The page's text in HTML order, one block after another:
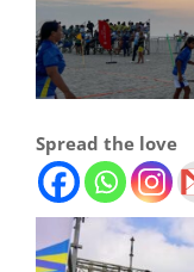
Spread the love